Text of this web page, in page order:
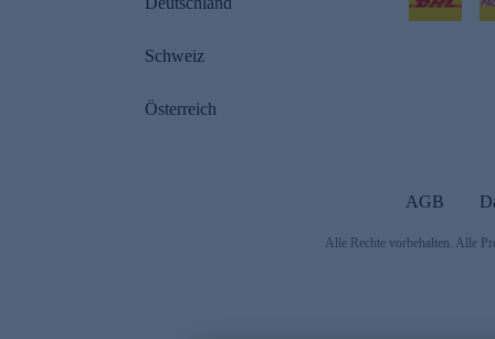
Schweiz
Österreich
AGB
Alle Rechte vorbehalten. Alle